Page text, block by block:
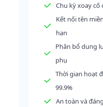
Chu kỳ xoay cố
Kết nối tên
hạn
Phân bổ dung
phụ
Thời gian hoạt
99.9%
An toàn và